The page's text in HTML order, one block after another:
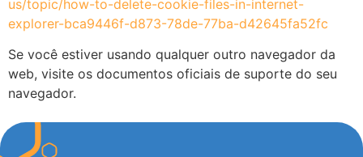
us/topic/how-to-delete-cookie-files-in-internet-
explorer-bca9446f-d873-78de-77ba-d42645fa52fc
Se você estiver usando qualquer outro navegador da
web, visite os documentos oficiais de suporte do seu
navegador.